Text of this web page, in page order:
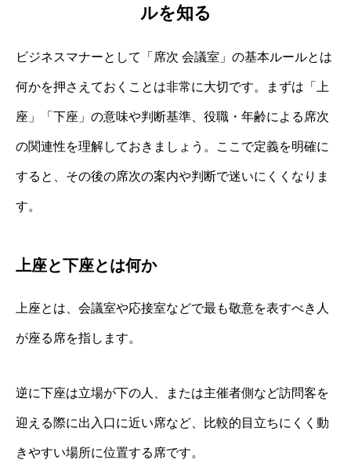
ルを知る
ビジネスマナーとして「席次 会議室」の基本ルールとは
何かを押さえておくことは非常に大切です。まずは「上
座」「下座」の意味や判断基準、役職・年齢による席次
の関連性を理解しておきましょう。ここで定義を明確に
すると、その後の席次の案内や判断で迷いにくくなりま
す。
上座と下座とは何か
上座とは、会議室や応接室などで最も敬意を表すべき人
が座る席を指します。
逆に下座は立場が下の人、または主催者側など訪問客を
迎える際に出入口に近い席など、比較的目立ちにくく動
きやすい場所に位置する席です。